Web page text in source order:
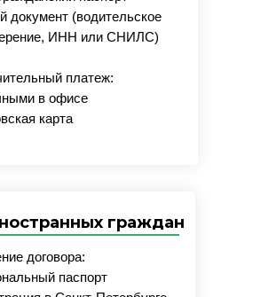
граждан
документ (водительское
ИНН или СНИЛС)
платеж:
в офисе
карта
договора:
паспорт